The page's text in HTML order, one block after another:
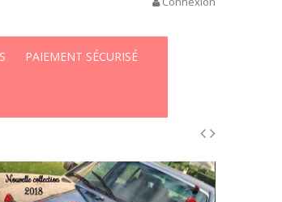
PAIEMENT SÉCURISÉ